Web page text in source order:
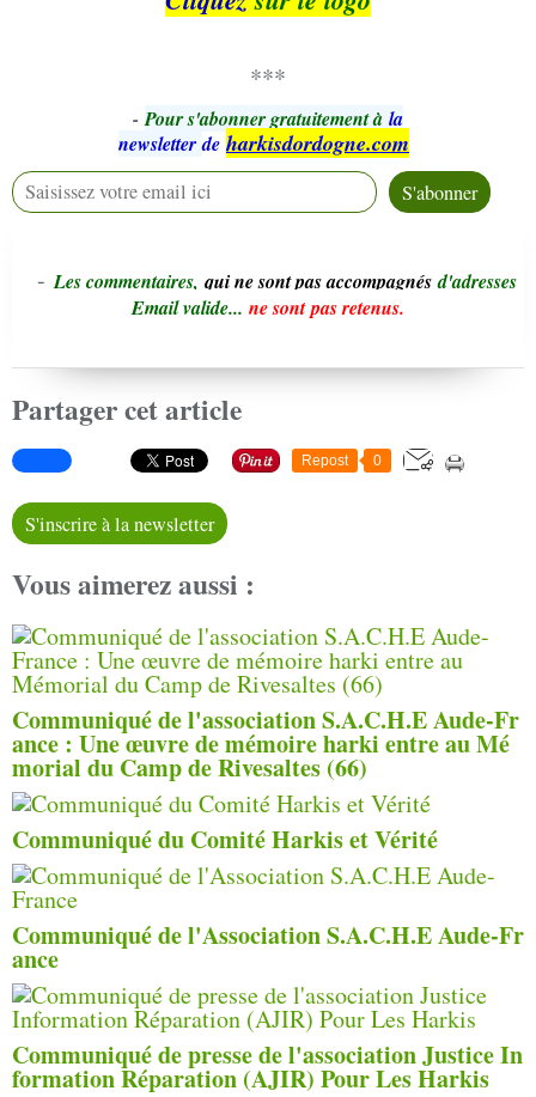
***
- Pour s'abonner gratuitement à la
newsletter de harkisdordogne.com
- Les commentaires, qui ne sont pas accompagnés d'adresses
Email valide... ne sont pas retenus.
Partager cet article
Repost 0
S'inscrire à la newsletter
Vous aimerez aussi :
Communiqué de l'association S.A.C.H.E Aude-Fr
ance : Une œuvre de mémoire harki entre au Mé
morial du Camp de Rivesaltes (66)
Communiqué du Comité Harkis et Vérité
Communiqué de l'Association S.A.C.H.E Aude-Fr
ance
Communiqué de presse de l'association Justice In
formation Réparation (AJIR) Pour Les Harkis